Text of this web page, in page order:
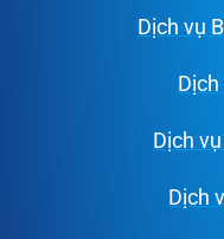
Dịch vụ
Dịch
Dịch